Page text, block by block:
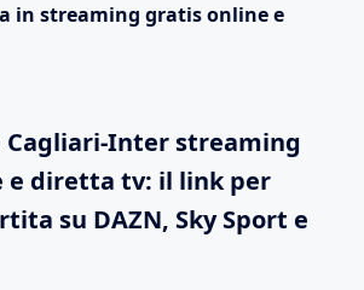
in streaming gratis online e
Cagliari-Inter streaming
e diretta tv: il link per
su DAZN, Sky Sport e